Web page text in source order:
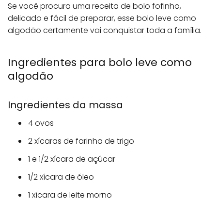
Se você procura uma receita de bolo fofinho,
delicado e fácil de preparar, esse bolo leve como
algodão certamente vai conquistar toda a família.
Ingredientes para bolo leve como
algodão
Ingredientes da massa
4 ovos
2 xícaras de farinha de trigo
1 e 1/2 xícara de açúcar
1/2 xícara de óleo
1 xícara de leite morno